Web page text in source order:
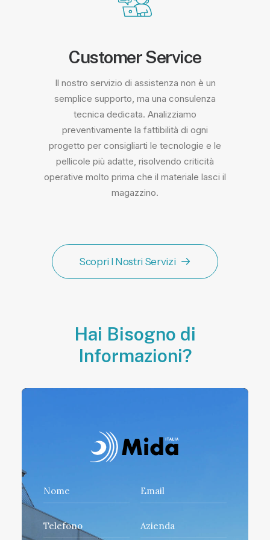
Customer Service
Il nostro servizio di assistenza non è un
semplice supporto, ma una consulenza
tecnica dedicata. Analizziamo
preventivamente la fattibilità di ogni
progetto per consigliarti le tecnologie e le
pellicole più adatte, risolvendo criticità
operative molto prima che il materiale lasci il
magazzino.
Scopri I Nostri Servizi
Hai Bisogno di
Informazioni?